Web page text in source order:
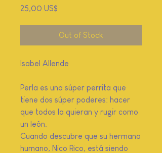
25,00 US$
Out of Stock
Isabel Allende
Perla es una súper perrita que
tiene dos súper poderes: hacer
que todos la quieran y rugir como
un león.
Cuando descubre que su hermano
humano, Nico Rico, está siendo